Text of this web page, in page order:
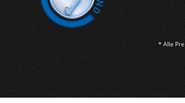
* Alle